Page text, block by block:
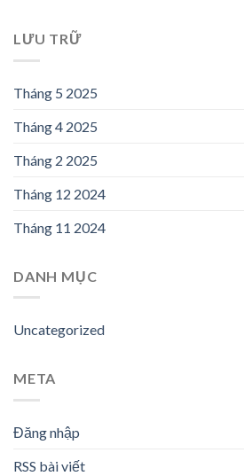
LƯU TRỮ
Tháng 5 2025
Tháng 4 2025
Tháng 2 2025
Tháng 12 2024
Tháng 11 2024
DANH MỤC
Uncategorized
META
Đăng nhập
RSS bài viết